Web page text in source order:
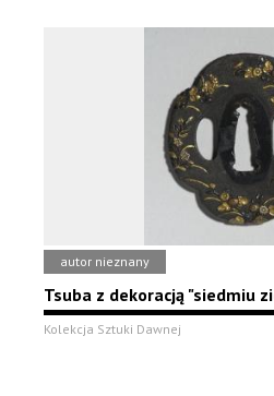
autor nieznany
Tsuba z dekoracją "siedmiu
Kolekcja Sztuki Dawnej